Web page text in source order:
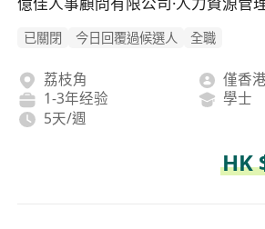
已關閉 今日回覆過候選人 全職
荔枝角
僅香
1-3年经验
學士
5天/週
HK